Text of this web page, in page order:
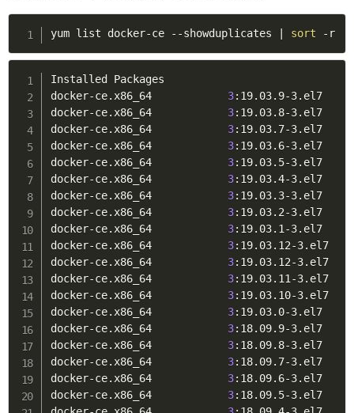
yum list docker-ce --showduplicates sort -r
Installed Packages
docker-ce.x86_64 3:19.03.9-3.el7
docker-ce.x86_64 3:19.03.8-3.el7
docker-ce.x86_64 3:19.03.7-3.el7
docker-ce.x86_64 3:19.03.6-3.el7
docker-ce.x86_64 3:19.03.5-3.el7
docker-ce.x86_64 3:19.03.4-3.el7
docker-ce.x86_64 3:19.03.3-3.el7
docker-ce.x86_64 3:19.03.2-3.el7
docker-ce.x86_64 3:19.03.1-3.el7
docker-ce.x86_64 3:19.03.12-3.el7
docker-ce.x86_64 3:19.03.12-3.el7
docker-ce.x86_64 3:19.03.11-3.el7
docker-ce.x86_64 3:19.03.10-3.el7
docker-ce.x86_64 3:19.03.0-3.el7
docker-ce.x86_64 3:18.09.9-3.el7
docker-ce.x86_64 3:18.09.8-3.el7
docker-ce.x86_64 3:18.09.7-3.el7
docker-ce.x86_64 3:18.09.6-3.el7
docker-ce.x86_64 3:18.09.5-3.el7